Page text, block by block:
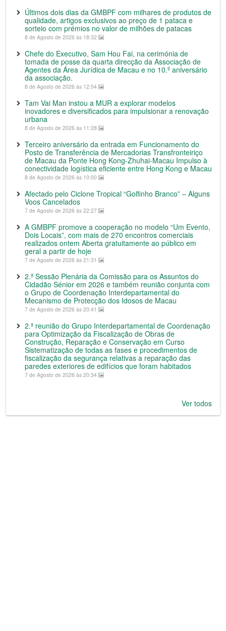
Últimos dois dias da GMBPF com milhares de produtos de
qualidade, artigos exclusivos ao preço de 1 pataca e
sorteio com prémios no valor de milhões de patacas
8 de Agosto de 2026 às 18:32
Chefe do Executivo, Sam Hou Fai, na cerimónia de
tomada de posse da quarta direcção da Associação de
Agentes da Área Jurídica de Macau e no 10.º aniversário
da associação.
8 de Agosto de 2026 às 12:04
Tam Vai Man instou a MUR a explorar modelos
inovadores e diversificados para impulsionar a renovação
urbana
8 de Agosto de 2026 às 11:28
Terceiro aniversário da entrada em Funcionamento do
Posto de Transferência de Mercadorias Transfronteiriço
de Macau da Ponte Hong Kong-Zhuhai-Macau Impulso à
conectividade logística eficiente entre Hong Kong e Macau
8 de Agosto de 2026 às 10:00
Afectado pelo Ciclone Tropical “Golfinho Branco” – Alguns
Voos Cancelados
7 de Agosto de 2026 às 22:27
A GMBPF promove a cooperação no modelo “Um Evento,
Dois Locais”, com mais de 270 encontros comerciais
realizados ontem Aberta gratuitamente ao público em
geral a partir de hoje
7 de Agosto de 2026 às 21:31
2.ª Sessão Plenária da Comissão para os Assuntos do
Cidadão Sénior em 2026 e também reunião conjunta com
o Grupo de Coordenação Interdepartamental do
Mecanismo de Protecção dos Idosos de Macau
7 de Agosto de 2026 às 20:41
2.ª reunião do Grupo Interdepartamental de Coordenação
para Optimização da Fiscalização de Obras de
Construção, Reparação e Conservação em Curso
Sistematização de todas as fases e procedimentos de
fiscalização da segurança relativas a reparação das
paredes exteriores de edifícios que foram habitados
7 de Agosto de 2026 às 20:34
Ver todos